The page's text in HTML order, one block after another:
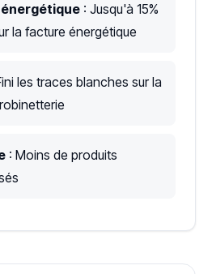
: Jusqu'à 15%
la facture énergétique
les traces blanches sur la
: Moins de produits